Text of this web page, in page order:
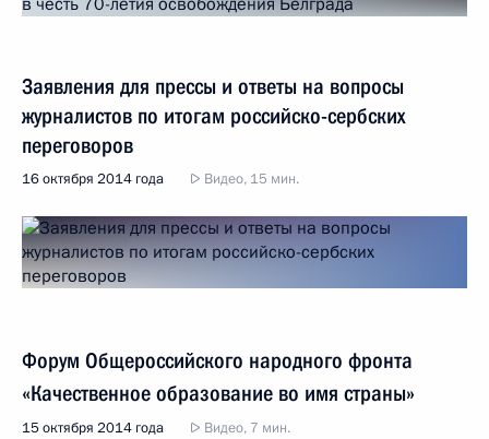
Заявления для прессы и ответы на вопросы
журналистов по итогам российско-сербских
переговоров
16 октября 2014 года Видео, 15 мин.
Форум Общероссийского народного фронта
«Качественное образование во имя страны»
15 октября 2014 года Видео, 7 мин.